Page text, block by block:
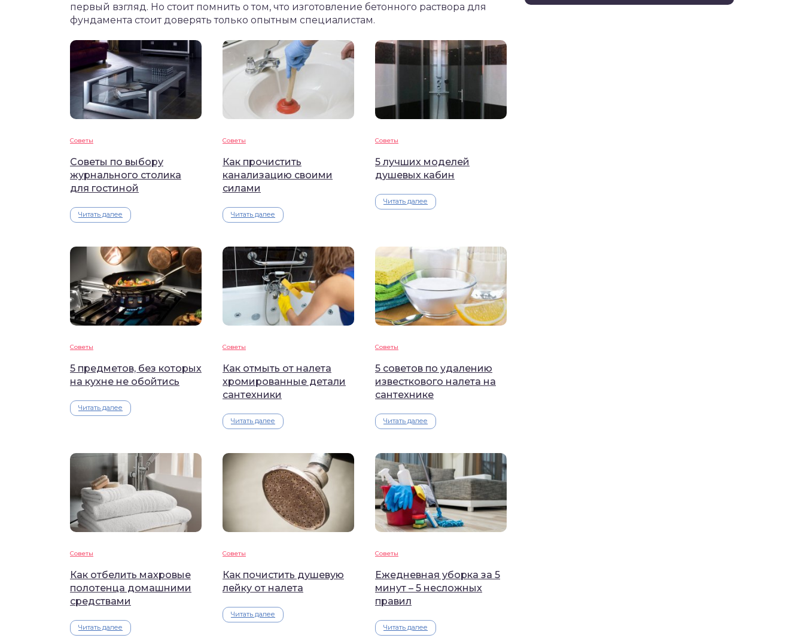
первый взгляд. Но стоит помнить о том, что изготовление бетонного раствора для
фундамента стоит доверять только опытным специалистам.
Советы
Советы по выбору
журнального столика
для гостиной
Читать далее
Советы
Как прочистить
канализацию своими
силами
Читать далее
Советы
5 лучших моделей
душевых кабин
Читать далее
Советы
5 предметов, без которых
на кухне не обойтись
Читать далее
Советы
Как отмыть от налета
хромированные детали
сантехники
Читать далее
Советы
5 советов по удалению
известкового налета на
сантехнике
Читать далее
Советы
Как отбелить махровые
полотенца домашними
средствами
Читать далее
Советы
Как почистить душевую
лейку от налета
Читать далее
Советы
Ежедневная уборка за 5
минут – 5 несложных
правил
Читать далее